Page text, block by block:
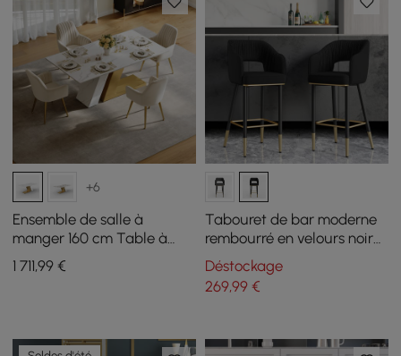
+6
Ensemble de salle à
manger 160 cm Table à
manger rectangulaire
moderne en pierre frittée
1 711,99 €
Tabouret de bar moderne
rembourré en velours noir
avec dossier bas et repose-
pieds
Déstockage
269,99€